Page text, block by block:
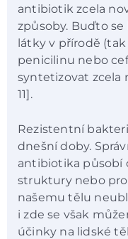
antibiotik zcela
způsoby. Buďto
látky v přírodě
penicilinu nebo
syntetizovat zcela
11].
Rezistentní
dnešní doby.
antibiotika působí
struktury nebo
našemu tělu
i zde se však
účinky na lidské